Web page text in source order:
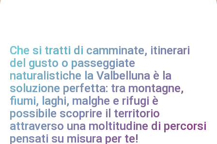
Che si tratti di camminate, itinerari
del gusto o passeggiate
naturalistiche la Valbelluna è la
soluzione perfetta: tra montagne,
fiumi, laghi, malghe e rifugi è
possibile scoprire il territorio
attraverso una moltitudine di percorsi
pensati su misura per te!